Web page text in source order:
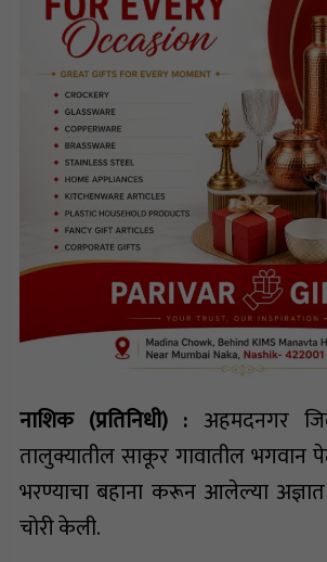
नाशिक (प्रतिनिधी) : अहमदनगर
तालुक्यातील साकूर गावातील भगवान
भरण्याचा बहाना करून आलेल्या अज्ञात
चोरी केली.